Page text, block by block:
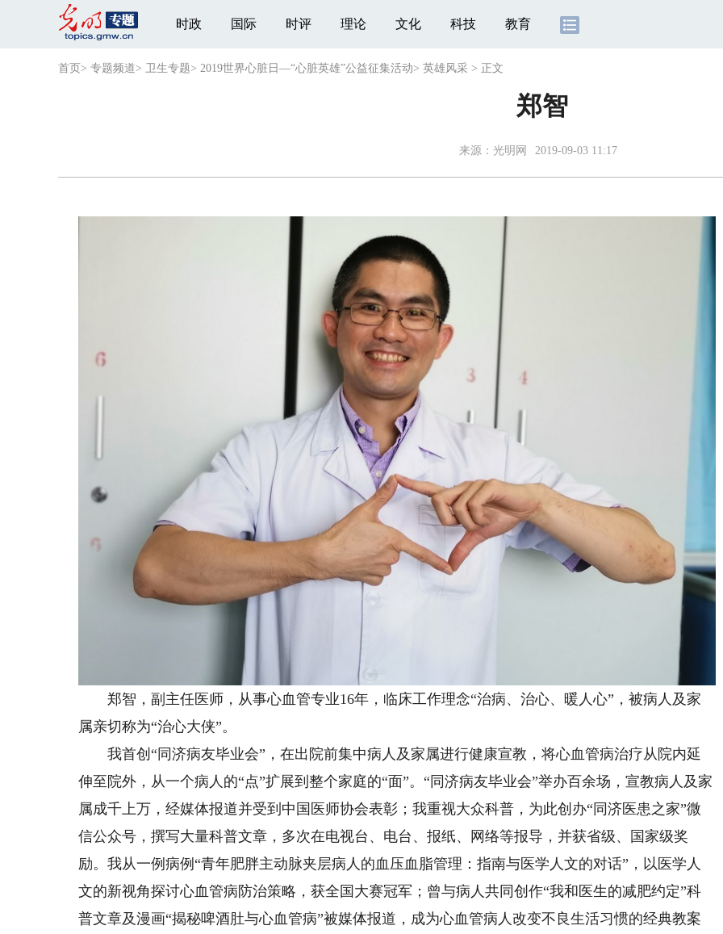
时政 国际 时评 理论 文化 科技 教育
首页 > 专题频道> 卫生专题> 2019世界心脏日—“心脏英雄”公益征集活动> 英雄风采 > 正文
郑智
来源：光明网 2019-09-03 11:17
郑智，副主任医师，从事心血管专业16年，临床工作理念“治病、治心、暖人心”，被病人及家
属亲切称为“治心大侠”。
我首创“同济病友毕业会”，在出院前集中病人及家属进行健康宣教，将心血管病治疗从院内延
伸至院外，从一个病人的“点”扩展到整个家庭的“面”。“同济病友毕业会”举办百余场，宣教病人及家
属成千上万，经媒体报道并受到中国医师协会表彰；我重视大众科普，为此创办“同济医患之家”微
信公众号，撰写大量科普文章，多次在电视台、电台、报纸、网络等报导，并获省级、国家级奖
励。我从一例病例“青年肥胖主动脉夹层病人的血压血脂管理：指南与医学人文的对话”，以医学人
文的新视角探讨心血管病防治策略，获全国大赛冠军；曾与病人共同创作“我和医生的减肥约定”科
普文章及漫画“揭秘啤酒肚与心血管病”被媒体报道，成为心血管病人改变不良生活习惯的经典教案